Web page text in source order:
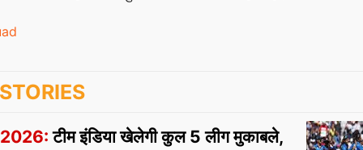
टीम इंडिया खेलेगी कुल 5 लीग मुकाबले,